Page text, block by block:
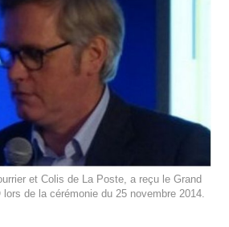
et Colis de La Poste, a reçu le Grand
de la cérémonie du 25 novembre 2014.